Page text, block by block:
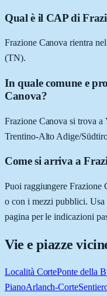
Qual è il CAP di
Frazione Canova rientra
(TN).
In quale comune e
Canova?
Frazione Canova si trova
Trentino-Alto Adige/
Come si arriva a
Puoi raggiungere Frazione
o con i mezzi pubblici. Usa
pagina per le indicazioni
Vie e piazze
Località CortePonte della
PianoArlanch-Corte